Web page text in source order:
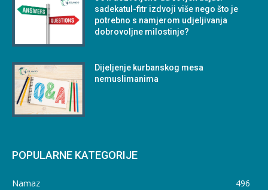
sadekatul-fitr izdvoji više nego što je
potrebno s namjerom udjeljivanja
dobrovoljne milostinje?
Dijeljenje kurbanskog mesa
nemuslimanima
POPULARNE KATEGORIJE
Namaz
496